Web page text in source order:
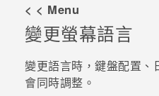
配件
優惠專區
< < Menu
變更螢幕語言
變更語言時，鍵盤配置、
會同時調整。